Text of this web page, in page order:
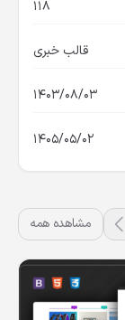
118
قالب خبری
1403/08/03
1405/05/02
مشاهده همه